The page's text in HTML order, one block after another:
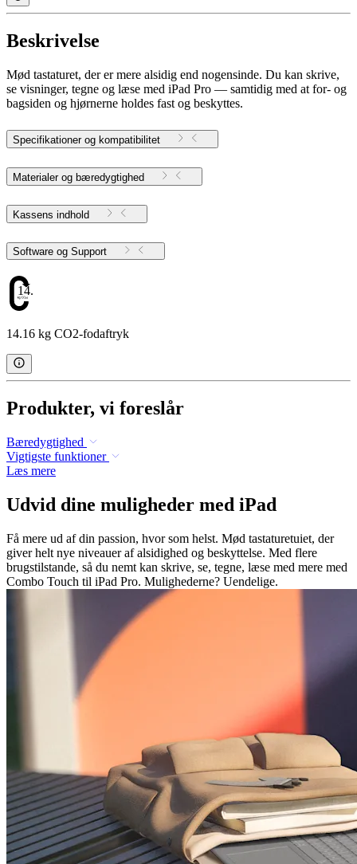
Beskrivelse
Mød tastaturet, der er mere alsidig end nogensinde. Du kan skrive,
se visninger, tegne og læse med iPad Pro — samtidig med at for- og
bagsiden og hjørnerne holdes fast og beskyttes.
Specifikationer og kompatibilitet
Materialer og bæredygtighed
Kassens indhold
Software og Support
14.16
14.16 kg CO2-fodaftryk
Produkter, vi foreslår
Bæredygtighed
Vigtigste funktioner
Læs mere
Udvid dine muligheder med iPad
Få mere ud af din passion, hvor som helst. Mød tastaturetuiet, der
giver helt nye niveauer af alsidighed og beskyttelse. Med flere
brugstilstande, så du nemt kan skrive, se, tegne, læse med mere med
Combo Touch til iPad Pro. Mulighederne? Uendelige.